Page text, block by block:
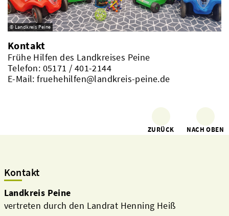
© Landkreis Peine
Kontakt
Frühe Hilfen des Landkreises Peine
Telefon: 05171 / 401-2144
E-Mail: fruehehilfen@landkreis-peine.de
ZURÜCK NACH OBEN
Kontakt
Landkreis Peine
vertreten durch den Landrat Henning Heiß